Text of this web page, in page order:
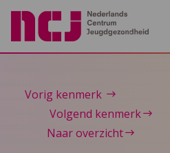
Vorig kenmerk
Volgend kenmerk
Naar overzicht